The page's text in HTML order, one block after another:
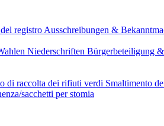
registro Ausschreibungen &
Niederschriften Bürgerbeteiligung
di raccolta dei rifiuti verdi Smaltimento
sacchetti per stomia